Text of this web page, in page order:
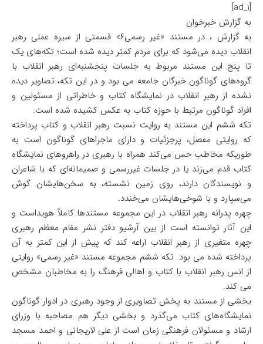
[ad_1]
به گزارش خبرخوان
به گزارش ، در مستند «غیر رسمی۶» قسمتی از سیره عملی رهبر
انقلاب دیده می‌شود که برای مردم کمتر دیده شده است؛ تکه‌های یک
تا پنج این مستند مربوط به جلسات پنجشنبه‌ای رهبر انقلاب با
گروه‌های گوناگون خبرگان جامعه می بود و در این تکه، تصاویر دیده
نشده از رهبر انقلاب در نمایشگاه کتاب و خاطراتی از مسئولین و
افراد گوناگون مرتبط با حوزه کتاب به عکس کشیده شده است.
تکه ششم این مستند به روایت نسبت رهبر انقلاب و کتاب پرداخته
که روایتی مفصل، پرجزئیات و دارای ماجراهای گوناگون است به
طوریکه مخاطب حس می‌کند همراه با رهبری در راهروهای نمایشگاه
کتاب قدم می‌زند یا در جلسات غیررسمی و صمیمانه‌ای که با شاعران
و نویسندگان دارند، روی زمین نشسته، به سخن‌هایشان گوش
می‌سپارد و با شوخی‌هایشان می‌خندد.
چهره پدرانه رهبر انقلاب در این مجموعه مستندها کاملاً هویداست و
این آثار توانسته است از بین آرشیو دفتر نشر مقام معظم رهبری
چهره متغیری از رهبر انقلاب اراعه کند که پیش از این کمتر به آن
پرداخته شده می بود. تکه ششم مجموعه مستند «غیر رسمی» روایتی
از انس رهبر انقلاب با کتاب و اهالی فرهنگ را به مخاطبان مشخص
می کند.
بخشی از مستند به پخش تصاویری از وجود رهبری در ادوار گوناگون
نمایشگاه‌های کتاب می‌گذرد و بخشی دیگر هم مصاحبه با وزرای
ارشاد و مسئولان فرهنگی زمان است از علی لاریجانی و احمد مسجد